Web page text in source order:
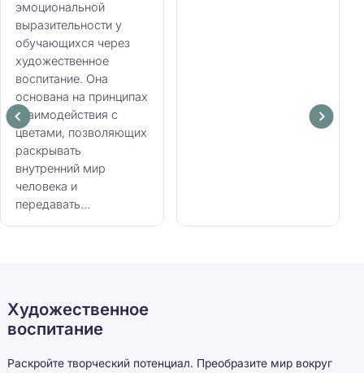
эмоциональной
выразительности у
обучающихся через
художественное
воспитание. Она
основана на принципах
взаимодействия с
цветами, позволяющих
раскрывать
внутренний мир
человека и
передавать...
Художественное
воспитание
Раскройте творческий потенциал. Преобразите мир вокруг